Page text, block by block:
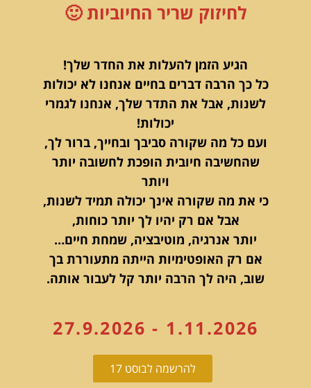
לחיזוק שריר החיוביות 🙂
הגיע הזמן להעלות את החדר שלך!
כל כך הרבה דברים בחיים אנחנו לא יכולות
לשנות, אבל את התדר שלך, אנחנו לגמרי
יכולות!
ועם כל מה שקורה סביבך ובחייך, ברור לך,
שהחשיבה חיובית הופכת לחשובה יותר
ויותר
כי את מה שקורה אינך יכולה תמיד לשנות,
אבל אם רק יהיו לך יותר כוחות,
יותר אנרגיה, מוטיבציה, שמחת חיים…
אם רק האופטימיות הייתה מתעוררת בך
שוב, היה לך הרבה יותר קל לעבור אותה.
1.11.2026 - 27.9.2026
להרשמה לבוסט 17